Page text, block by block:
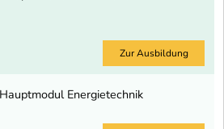
Zur Ausbildung
Energietechnik